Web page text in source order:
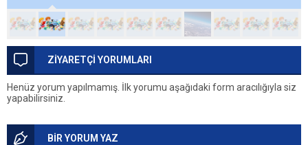
ZİYARETÇİ YORUMLARI
Henüz yorum yapılmamış. İlk yorumu aşağıdaki form aracılığıyla siz
yapabilirsiniz.
BİR YORUM YAZ